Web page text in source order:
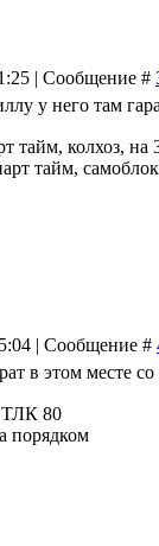
| Сообщение #
у него там
тайм, колхоз, на
тайм,
| Сообщение #
в этом месте
80
порядком